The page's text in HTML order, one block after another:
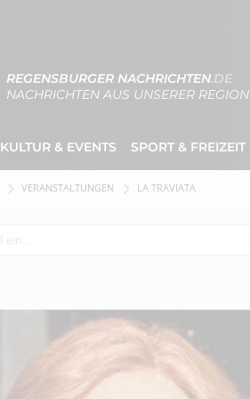
REGENSBURGER NACHRICHTEN.DE
NACHRICHTEN AUS UNSERER REGION
KULTUR & EVENTS SPORT & FREIZEIT
VERANSTALTUNGEN LA TRAVIATA